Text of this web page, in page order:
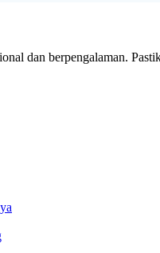
dan berpengalaman.